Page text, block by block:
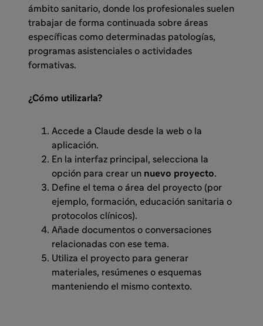
ámbito sanitario, donde los profesionales suelen
trabajar de forma continuada sobre áreas
específicas como determinadas patologías,
programas asistenciales o actividades
formativas.
¿Cómo utilizarla?
Accede a Claude desde la web o la
aplicación.
En la interfaz principal, selecciona la
opción para crear un nuevo proyecto.
Define el tema o área del proyecto (por
ejemplo, formación, educación sanitaria o
protocolos clínicos).
Añade documentos o conversaciones
relacionadas con ese tema.
Utiliza el proyecto para generar
materiales, resúmenes o esquemas
manteniendo el mismo contexto.